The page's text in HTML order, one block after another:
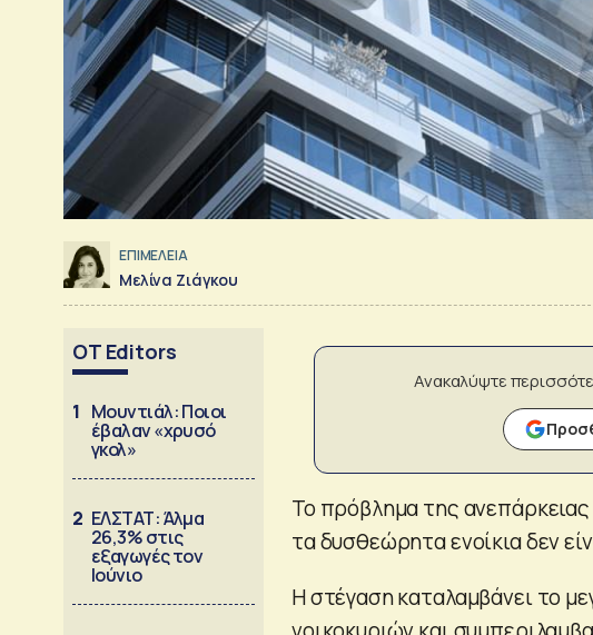
ΕΠΙΜΕΛΕΙΑ
Μελίνα Ζιάγκου
OT Editors
1 Μουντιάλ: Ποιοι
έβαλαν «χρυσό
γκολ»
2 ΕΛΣΤΑΤ: Άλμα
26,3% στις
εξαγωγές τον
Ιούνιο
Ανακαλύψτε
Το πρόβλημα της
τα δυσθεώρητα ενοίκια δεν
Η στέγαση καταλαμβάνει το